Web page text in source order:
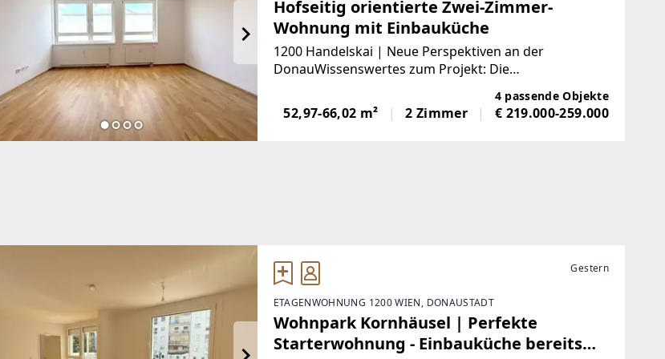
Hofseitig orientierte Zwei-Zimmer-
Wohnung mit Einbauküche
1200 Handelskai | Neue Perspektiven an der
DonauWissenswertes zum Projekt: Die
Wehlistraße 71-81 wurde in den 1990er Jahren
errichtet. Auf insgesamt 11 Stiegen verteilen sich
4 passende Objekte
52,97-66,02 m² 2 Zimmer € 219.000-259.000
Gestern
ETAGENWOHNUNG 1200 WIEN, DONAUSTADT
Wohnpark Kornhäusel | Perfekte
Starterwohnung - Einbauküche bereits